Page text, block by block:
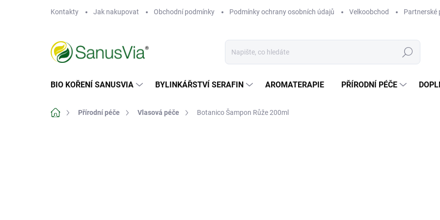
Kontakty Jak nakupovat Obchodní podmínky Podmínky ochrany osobních údajů Velkoobchod Partnerské
Hledat
BIO KOŘENÍ SANUSVIA BYLINKÁŘSTVÍ SERAFIN AROMATERAPIE PŘÍRODNÍ PÉČE
Domů Přírodní péče Vlasová péče Botanico Šampon Růže 200ml